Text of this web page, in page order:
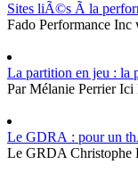
Sites liÃ©s Ã la
Fado Performance Inc
La partition en jeu : la
Par Mélanie Perrier Ici
Le GDRA : pour un
Le GRDA Christophe